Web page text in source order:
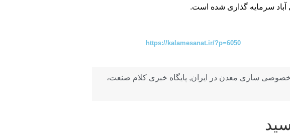
آباد سرمایه گذاری شده است.
https://kalamesanat.ir/?p=6050
خصوصی سازی معدن در ایران, پایگاه خبری کلام صنعت،